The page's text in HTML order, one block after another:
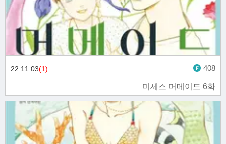
미세스 머메이드 6화
22.11.03(1) 408